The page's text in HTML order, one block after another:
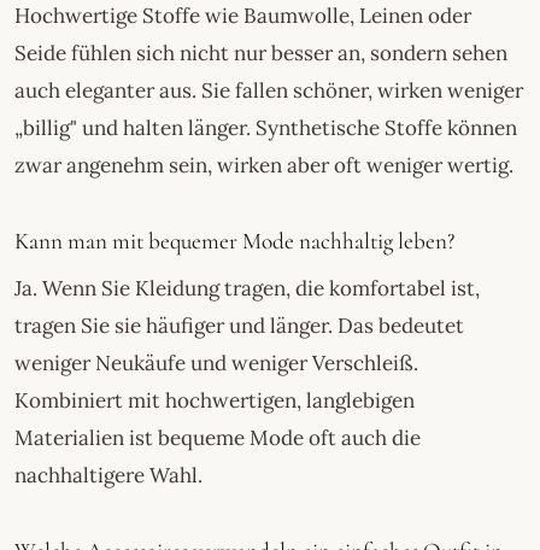
Hochwertige Stoffe wie Baumwolle, Leinen oder
Seide fühlen sich nicht nur besser an, sondern sehen
auch eleganter aus. Sie fallen schöner, wirken weniger
„billig" und halten länger. Synthetische Stoffe können
zwar angenehm sein, wirken aber oft weniger wertig.
Kann man mit bequemer Mode nachhaltig leben?
Ja. Wenn Sie Kleidung tragen, die komfortabel ist,
tragen Sie sie häufiger und länger. Das bedeutet
weniger Neukäufe und weniger Verschleiß.
Kombiniert mit hochwertigen, langlebigen
Materialien ist bequeme Mode oft auch die
nachhaltigere Wahl.